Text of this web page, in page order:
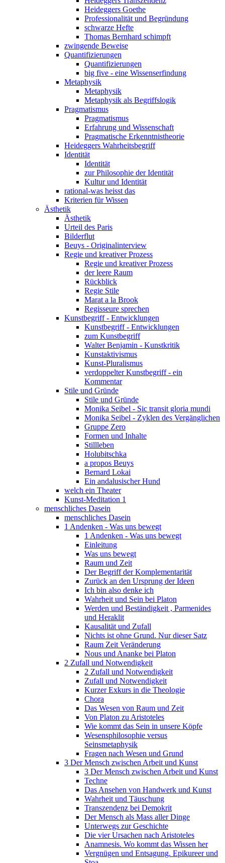
Heideggers Goethe
Professionalität und Begründung
schwarze Hefte
Thomas Bernhard schimpft
zwingende Beweise
Quantifizierungen
Quantifizierungen
big five - eine Wissenserfindung
Metaphysik
Metaphysik
Metaphysik als Begriffslogik
Pragmatismus
Pragmatismus
Erfahrung und Wissenschaft
Pragmatische Erkenntnistheorie
Heideggers Wahrheitsbegriff
Identität
Identität
zur Philosophie der Identität
Kultur und Identität
rational-was heisst das
Kriterien für Wissen
Ästhetik
Ästhetik
Urteil des Paris
Bilderflut
Beuys - Originalinterview
Regie und kreativer Prozess
Regie und kreativer Prozess
der leere Raum
Rückblick
Regie Stile
Marat a la Brook
Regisseure sprechen
Kunstbegriff - Entwicklungen
Kunstbegriff - Entwicklungen
zum Kunstbegriff
Walter Benjamin - Kunstkritik
Kunstaktivismus
Kunst-Pluralismus
verdoppelter Kunstbegriff - ein
Kommentar
Stile und Gründe
Stile und Gründe
Monika Seibel - Sic transit gloria mundi
Monika Seibel - Zyklen des Vergänglichen
Gruppe Zero
Formen und Inhalte
Stillleben
Holubitschka
a propos Beuys
Bernard Lokai
Ein andalusischer Hund
welch ein Theater
Kunst-Meditation 1
menschliches Dasein
menschliches Dasein
1 Andenken - Was uns bewegt
1 Andenken - Was uns bewegt
Einleitung
Was uns bewegt
Raum und Zeit
Der Begriff der Komplementarität
Zurück an den Ursprung der Ideen
Ich bin also denke ich
Wahrheit und Sein bei Platon
Werden und Beständigkeit , Parmenides
und Heraklit
Kausalität und Zufall
Nichts ist ohne Grund. Nur dieser Satz
Raum Zeit Veränderung
Nous und Ananke bei Platon
2 Zufall und Notwendigkeit
2 Zufall und Notwendigkeit
Zufall und Notwendigkeit
Kurzer Exkurs in die Theologie
Chora
Das Wesen von Raum und Zeit
Von Platon zu Aristoteles
Wie kommt das Sein in unsere Köpfe
Wesensphilosophie versus
Seinsmetaphysik
Fragen nach Wesen und Grund
3 Der Mensch zwischen Arbeit und Kunst
3 Der Mensch zwischen Arbeit und Kunst
Techne
Das Ansehen von Handwerk und Kunst
Wahrheit und Täuschung
Transzendenz bei Demokrit
Der Mensch als Mass aller Dinge
Unterwegs zur Geschichte
Die vier Ursachen nach Aristoteles
Anamnesis. Wo kommt das Wissen her
Vergnügen und Entsagung. Epikureer und